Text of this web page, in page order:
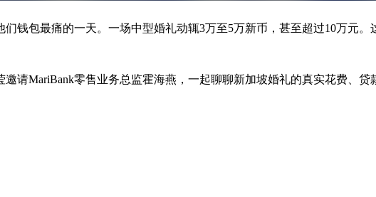
钱包最痛的一天。一场中型婚礼动辄3万至5万新币，甚至超过10万元
邀请MariBank零售业务总监霍海燕，一起聊聊新加坡婚礼的真实花费、